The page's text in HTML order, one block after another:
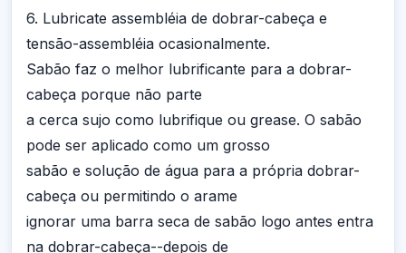
6. Lubricate assembléia de dobrar-cabeça e
tensão-assembléia ocasionalmente.
Sabão faz o melhor lubrificante para a dobrar-
cabeça porque não parte
a cerca sujo como lubrifique ou grease. O sabão
pode ser aplicado como um grosso
sabão e solução de água para a própria dobrar-
cabeça ou permitindo o arame
ignorar uma barra seca de sabão logo antes entra
na dobrar-cabeça--depois de